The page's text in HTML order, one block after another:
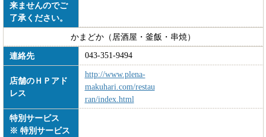
来ませんのでご
了承ください。
かまどか（居酒屋・釜飯・串焼）
連絡先
043-351-9494
店舗のＨＰアド
レス
http://www.plena-
makuhari.com/restau
ran/index.html
特別サービス
※ 特別サービス